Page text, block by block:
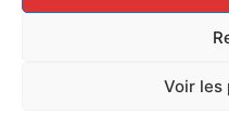
Voir les
Soutenir les grévistes
Caisse